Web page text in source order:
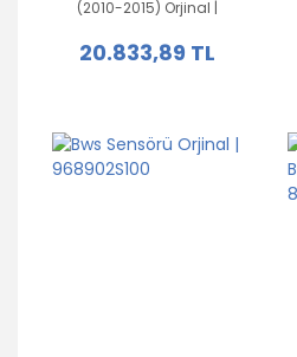
(2010-2015) Orjinal |
20.833,89 TL